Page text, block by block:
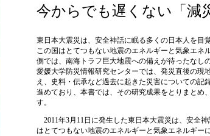
今からでも遅くない「減
東日本大震災は、安全神話に眠る多くの日本人を目
この国はとてつもない地震のエネルギーと気象エネ
側では、南海トラフ巨大地震への備えが待ったなし
愛媛大学防災情報研究センターでは、発災直後の現
え、史料・伝承など過去に起きた災害についての記
進めており、本書では、その研究成果をとりまとめ
す。
2011年3月11日に発生した東日本大震災は、安全
はとてつもない地震のエネルギーと気象エネルギー